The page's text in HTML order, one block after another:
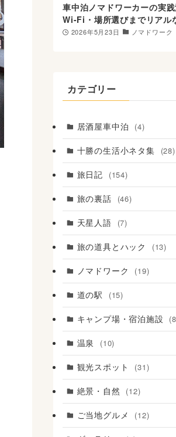
車中泊ノマドワーカーの実践
Wi-Fi・場所選びまでリアル
2026年5月23日 ノマドワーク
カテゴリー
居酒屋車中泊 (4)
十勝の生活小ネタ集 (28)
旅日記 (154)
旅の裏話 (46)
天星人語 (7)
旅の道具とハック (13)
ノマドワーク (19)
道の駅 (15)
キャンプ場・宿泊施設
温泉 (10)
観光スポット (31)
絶景・自然 (12)
ご当地グルメ (12)